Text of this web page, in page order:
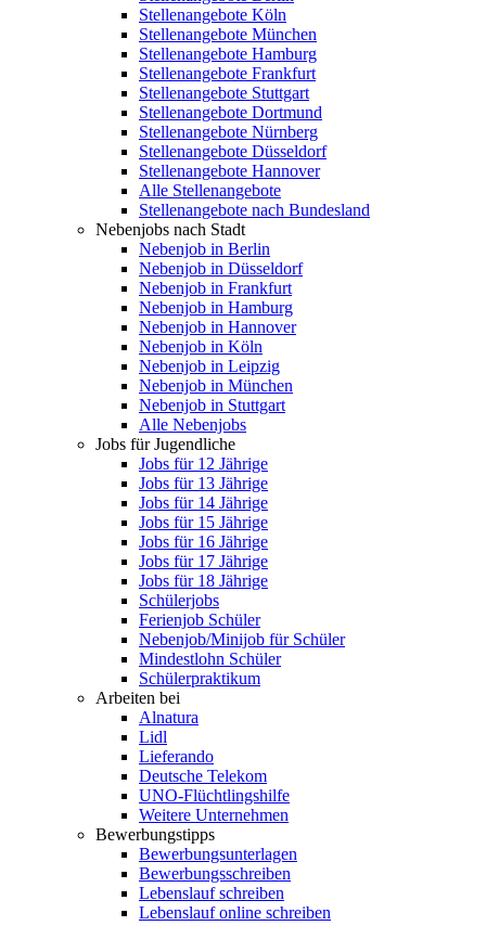
Stellenangebote Köln
Stellenangebote München
Stellenangebote Hamburg
Stellenangebote Frankfurt
Stellenangebote Stuttgart
Stellenangebote Dortmund
Stellenangebote Nürnberg
Stellenangebote Düsseldorf
Stellenangebote Hannover
Alle Stellenangebote
Stellenangebote nach Bundesland
Nebenjobs nach Stadt
Nebenjob in Berlin
Nebenjob in Düsseldorf
Nebenjob in Frankfurt
Nebenjob in Hamburg
Nebenjob in Hannover
Nebenjob in Köln
Nebenjob in Leipzig
Nebenjob in München
Nebenjob in Stuttgart
Alle Nebenjobs
Jobs für Jugendliche
Jobs für 12 Jährige
Jobs für 13 Jährige
Jobs für 14 Jährige
Jobs für 15 Jährige
Jobs für 16 Jährige
Jobs für 17 Jährige
Jobs für 18 Jährige
Schülerjobs
Ferienjob Schüler
Nebenjob/Minijob für Schüler
Mindestlohn Schüler
Schülerpraktikum
Arbeiten bei
Alnatura
Lidl
Lieferando
Deutsche Telekom
UNO-Flüchtlingshilfe
Weitere Unternehmen
Bewerbungstipps
Bewerbungsunterlagen
Bewerbungsschreiben
Lebenslauf schreiben
Lebenslauf online schreiben